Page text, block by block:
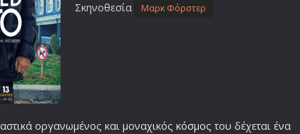
Ιστορικές
Καταστροφής
Κλασσικές
Σκηνοθεσία Μαρκ Φόρστερ
οργανωμένος και μοναχικός κόσμος του δέχεται ένα